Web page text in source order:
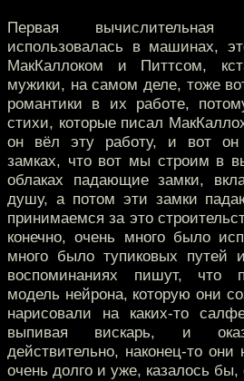
Первая вычислительная
использовалась в машинах,
МакКаллоком и Питтсом,
мужики, на самом деле, тоже
романтики в их работе,
стихи, которые писал
он вёл эту работу, и вот
замках, что вот мы строим в
облаках падающие замки,
душу, а потом эти замки
принимаемся за это
конечно, очень много было
много было тупиковых путей
воспоминаниях пишут, что
модель нейрона, которую они
нарисовали на каких-то
выпивая вискарь, и
действительно, наконец-то
очень долго и уже, казалось бы,